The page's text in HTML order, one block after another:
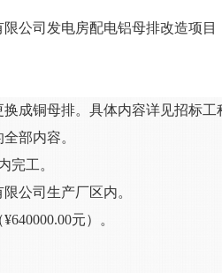
公司发电房配电铝母排改造项目
成铜母排。 具体内容详见招标工
部内容。
完工 。
公司 生产厂区内。
¥640000.00元）
。